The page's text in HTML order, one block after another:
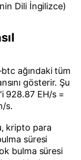
Dili İngilizce)
ağındaki tüm
gösterir. Şu
928.87 EH/s =
s.
kripto para
süresi
bulma süresi